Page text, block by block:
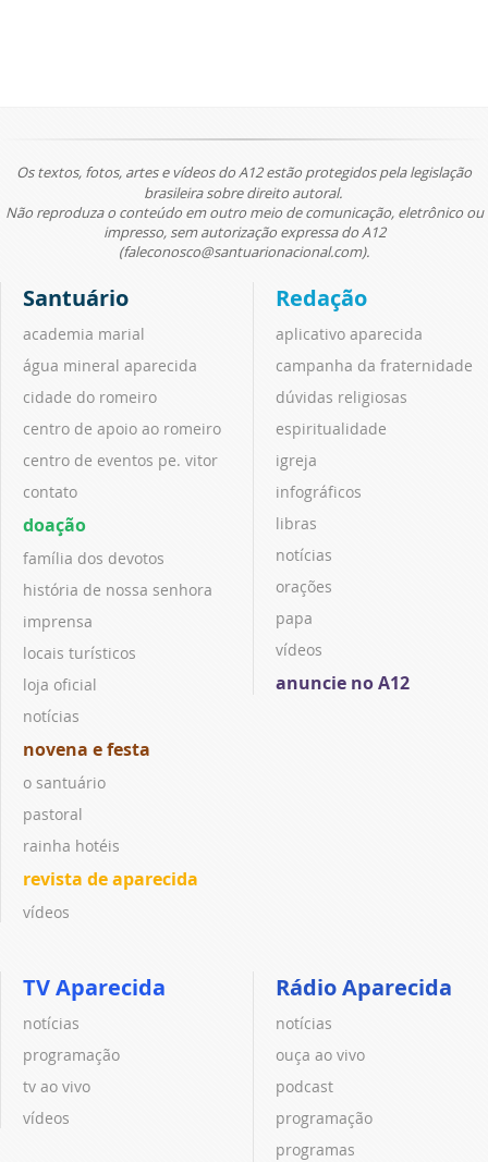
Os textos, fotos, artes e vídeos do A12 estão protegidos pela legislação
brasileira sobre direito autoral.
Não reproduza o conteúdo em outro meio de comunicação, eletrônico ou
impresso, sem autorização expressa do A12
(faleconosco@santuarionacional.com).
Santuário
academia marial
água mineral aparecida
cidade do romeiro
centro de apoio ao romeiro
centro de eventos pe. vitor
contato
doação
família dos devotos
história de nossa senhora
imprensa
locais turísticos
loja oficial
notícias
novena e festa
o santuário
pastoral
rainha hotéis
revista de aparecida
vídeos
Redação
aplicativo aparecida
campanha da fraternidade
dúvidas religiosas
espiritualidade
igreja
infográficos
libras
notícias
orações
papa
vídeos
anuncie no A12
TV Aparecida
notícias
programação
tv ao vivo
vídeos
Rádio Aparecida
notícias
ouça ao vivo
podcast
programação
programas